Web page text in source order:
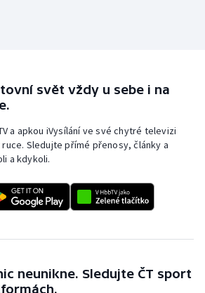
svět vždy u sebe i na
a apkou iVysílání ve své chytré televizi
Sledujte přímé přenosy, články a
a kdykoli.
neunikne. Sledujte ČT sport